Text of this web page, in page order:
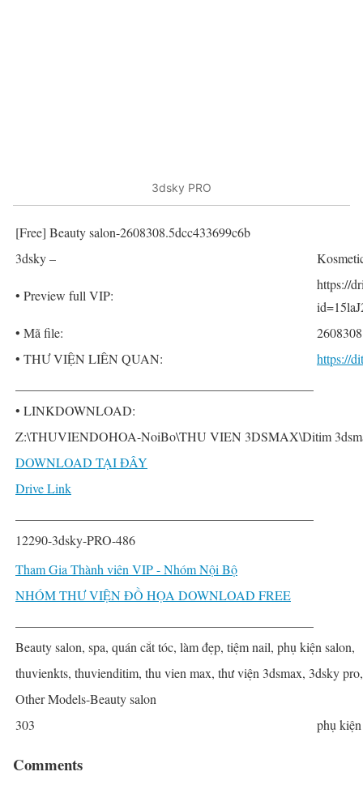
3dsky PRO
[Free] Beauty salon-2608308.5dcc433699c6b
3dsky –
• Preview full VIP:
https://
• Mã file:
• THƯ VIỆN LIÊN QUAN:
https://
• LINKDOWNLOAD:
Z:\THUVIENDOHOA-NoiBo\THU VIEN 3DSMAX\Ditim
DOWNLOAD TẠI ĐÂY
Drive Link
12290-3dsky-PRO-486
Tham Gia Thành viên VIP - Nhóm Nội Bộ
NHÓM THƯ VIỆN ĐỒ HỌA DOWNLOAD FREE
Beauty salon, spa, quán cắt tóc, làm đẹp, tiệm nail, phụ kiện salon,
thuvienkts, thuvienditim, thu vien max, thư viện 3dsmax, 3dsky
Other Models-Beauty salon
303
phụ
Comments